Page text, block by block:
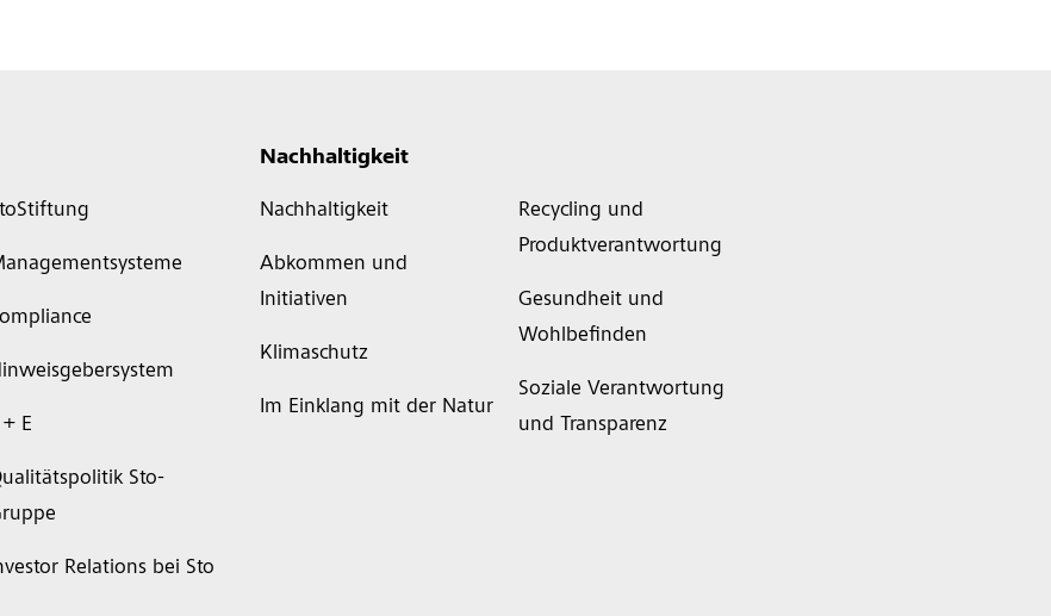
+ E
Sto-
Relations bei Sto
Nachhaltigkeit
Nachhaltigkeit
Abkommen und
Initiativen
Klimaschutz
Im Einklang mit der Natur
Recycling und
Produktverantwortung
Gesundheit und
Wohlbefinden
Soziale Verantwortung
und Transparenz